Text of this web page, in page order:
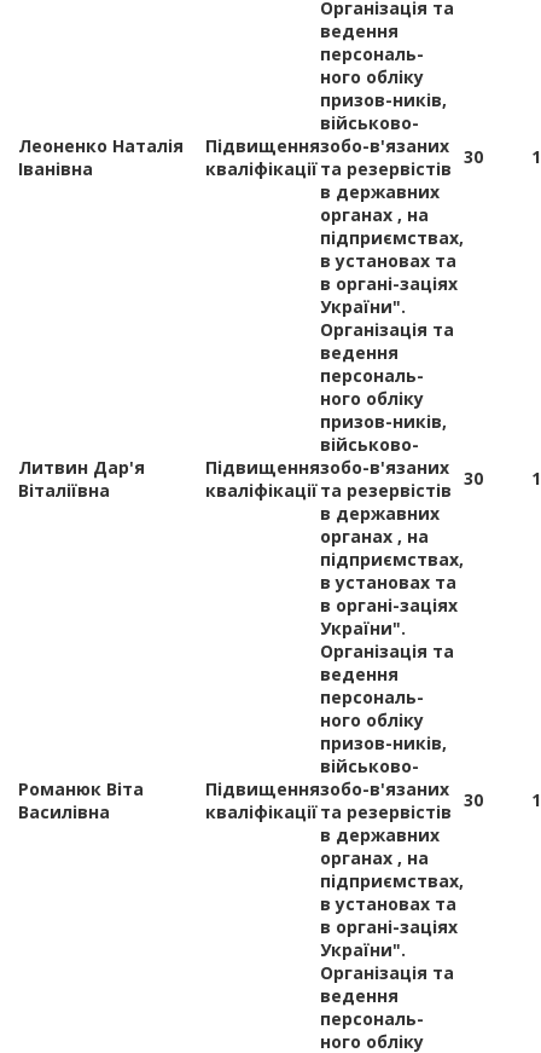
Леоненко Наталія
Іванівна
Підвищення
кваліфікації
Організація та
ведення
персональ-
ного обліку
призов-ників,
військово-
зобо-в'язаних
та резервістів
в державних
органах , на
підприємствах,
в установах та
в органі-заціях
України".
30 1
Литвин Дар'я
Віталіївна
Підвищення
кваліфікації
Організація та
ведення
персональ-
ного обліку
призов-ників,
військово-
зобо-в'язаних
та резервістів
в державних
органах , на
підприємствах,
в установах та
в органі-заціях
України".
30 1
Романюк Віта
Василівна
Підвищення
кваліфікації
Організація та
ведення
персональ-
ного обліку
призов-ників,
військово-
зобо-в'язаних
та резервістів
в державних
органах , на
підприємствах,
в установах та
в органі-заціях
України".
30 1
Організація та
ведення
персональ-
ного обліку